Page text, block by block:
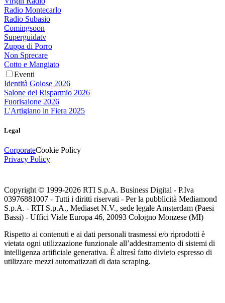
Radio Montecarlo
Radio Subasio
Comingsoon
Superguidatv
Zuppa di Porro
Non Sprecare
Cotto e Mangiato
Eventi
Identità Golose 2026
Salone del Risparmio 2026
Fuorisalone 2026
L'Artigiano in Fiera 2025
Legal
CorporateCookie Policy
Privacy Policy
Copyright © 1999-2026 RTI S.p.A. Business Digital - P.Iva
03976881007 - Tutti i diritti riservati - Per la pubblicità Mediamond
S.p.A. - RTI S.p.A., Mediaset N.V., sede legale Amsterdam (Paesi
Bassi) - Uffici Viale Europa 46, 20093 Cologno Monzese (MI)
Rispetto ai contenuti e ai dati personali trasmessi e/o riprodotti è
vietata ogni utilizzazione funzionale all’addestramento di sistemi di
intelligenza artificiale generativa. È altresì fatto divieto espresso di
utilizzare mezzi automatizzati di data scraping.